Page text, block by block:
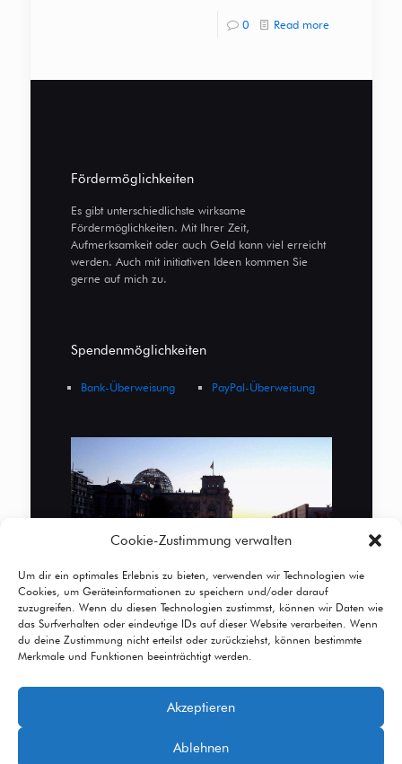
Cookie-Zustimmung verwalten
Um dir ein optimales Erlebnis zu bieten, verwenden wir Technologien wie
Cookies, um Geräteinformationen zu speichern und/oder darauf
zuzugreifen. Wenn du diesen Technologien zustimmst, können wir Daten wie
das Surfverhalten oder eindeutige IDs auf dieser Website verarbeiten. Wenn
du deine Zustimmung nicht erteilst oder zurückziehst, können bestimmte
Merkmale und Funktionen beeinträchtigt werden.
Akzeptieren
Ablehnen
0 Read more
Fördermöglichkeiten
Es gibt unterschiedlichste wirksame
Fördermöglichkeiten. Mit Ihrer Zeit,
Aufmerksamkeit oder auch Geld kann viel erreicht
werden. Auch mit initiativen Ideen kommen Sie
gerne auf mich zu.
Spendenmöglichkeiten
Bank-Überweisung PayPal-Überweisung
© 2026 Betheme byMuffin group